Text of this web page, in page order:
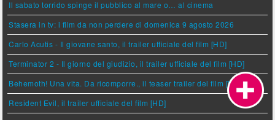
Il sabato torrido spinge il pubblico al mare o… al cinema
Stasera in tv: i film da non perdere di domenica 9 agosto 2026
Carlo Acutis - Il giovane santo, il trailer ufficiale del film [HD]
Terminator 2 - Il giorno del giudizio, il trailer ufficiale del film [HD]
Behemoth! Una vita. Da ricomporre., il teaser trailer del film [HD]
Resident Evil, il trailer ufficiale del film [HD]
Locarno 79: Ketticè, un adolescente in cerca di senso all'interno di un